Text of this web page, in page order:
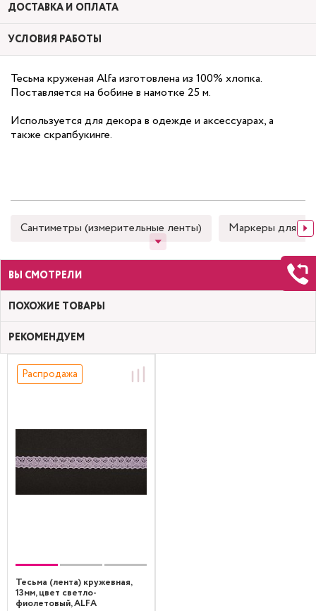
ДОСТАВКА И ОПЛАТА
УСЛОВИЯ РАБОТЫ
Тесьма круженая Alfa изготовлена из 100% хлопка.
Поставляется на бобине в намотке 25 м.
Используется для декора в одежде и аксессуарах, а
также скрапбукинге.
Сантиметры (измерительные ленты) Маркеры для
ВЫ СМОТРЕЛИ
ПОХОЖИЕ ТОВАРЫ
РЕКОМЕНДУЕМ
Распродажа
Тесьма (лента) кружевная,
13мм, цвет светло-
фиолетовый, ALFA